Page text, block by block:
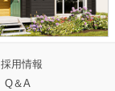
採用情報
Q＆A